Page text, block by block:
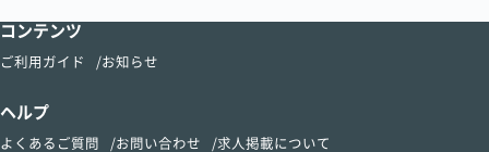
コンテンツ
ご利用ガイド お知らせ
ヘルプ
よくあるご質問 お問い合わせ 求人掲載について